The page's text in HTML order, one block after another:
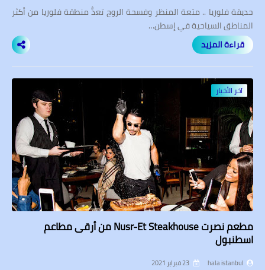
حديقة فلوريا .. متعة المنظر وفسحة الروح تعدُّ منطقة فلوريا من أكثر
المناطق السياحية في إسطن…
قراءة المزيد
آخر الأخبار
مطعم نصرت Nusr-Et Steakhouse من أرقى مطاعم
اسطنبول
hala istanbul